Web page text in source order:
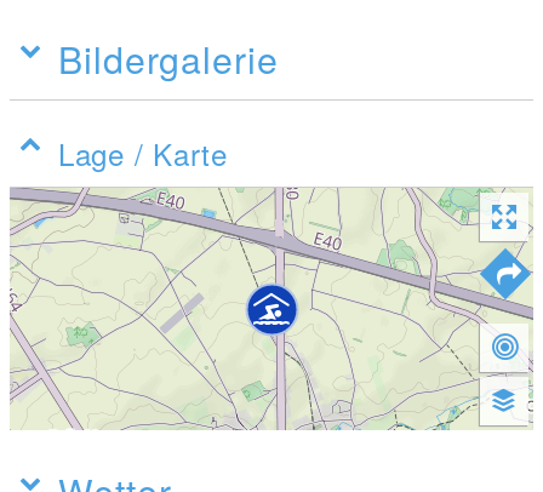
Bildergalerie
Lage / Karte